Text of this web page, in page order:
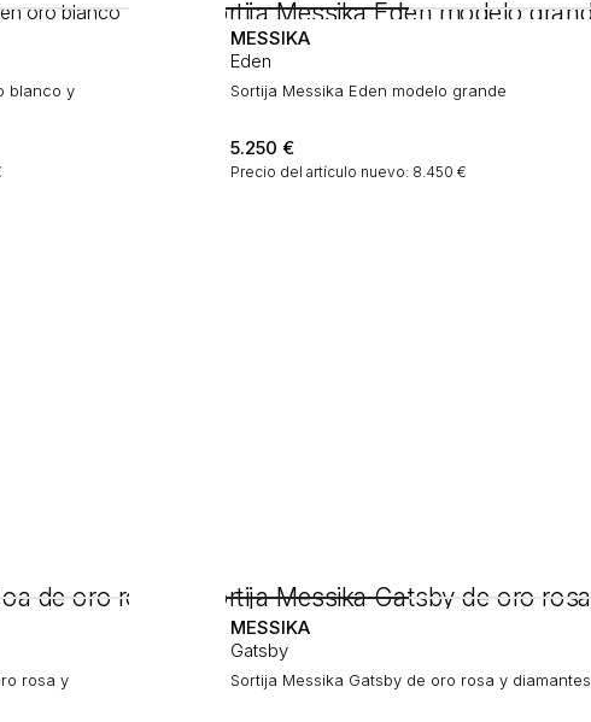
blanco y
MESSIKA
Eden
Sortija Messika Eden modelo grande
5.250 €
Precio del artículo nuevo: 8.450 €
rosa y
MESSIKA
Gatsby
Sortija Messika Gatsby de oro rosa y diamantes